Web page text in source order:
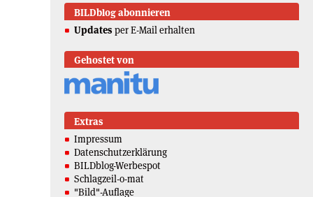
BILDblog abonnieren
Updates per E-Mail erhalten
Gehostet von
Extras
Impressum
Datenschutzerklärung
BILDblog-Werbespot
Schlagzeil-o-mat
"Bild"-Auflage